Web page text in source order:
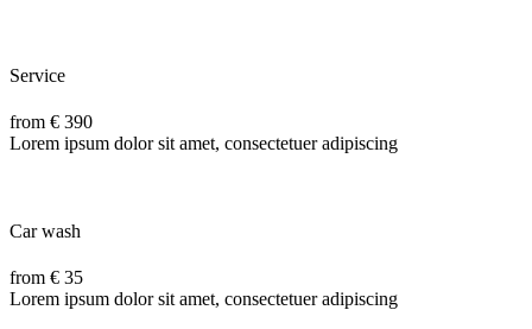
Service
from € 390
Lorem ipsum dolor sit amet, consectetuer adipiscing
Car wash
from € 35
Lorem ipsum dolor sit amet, consectetuer adipiscing